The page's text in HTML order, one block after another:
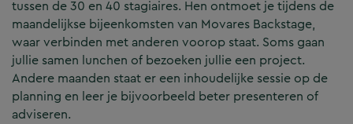
tussen de 30 en 40 stagiaires. Hen ontmoet je tijdens de
maandelijkse bijeenkomsten van Movares Backstage,
waar verbinden met anderen voorop staat. Soms gaan
jullie samen lunchen of bezoeken jullie een project.
Andere maanden staat er een inhoudelijke sessie op de
planning en leer je bijvoorbeeld beter presenteren of
adviseren.